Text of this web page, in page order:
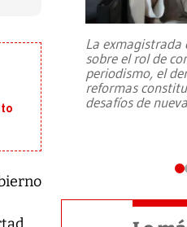
La
sobre el rol de
periodismo, el
reformas
desafíos de